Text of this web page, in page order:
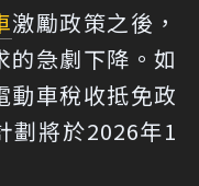
激勵政策之後，
的急劇下降。如
動車稅收抵免政
劃將於2026年1